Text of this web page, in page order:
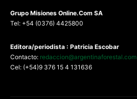
Grupo Misiones Online.Com SA
Tel: +54 (0376) 4425800
Editora/periodista : Patricia Escobar
Contacto: redaccion@argentinaforestal.com
Cel: (+54)9 376 15 4 131636